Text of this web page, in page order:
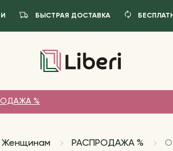
БЫСТРАЯ ДОСТАВКА
%
Женщинам РАСПРОДАЖА %